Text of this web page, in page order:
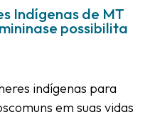
Indígenas de MT
possibilita
indígenas para
em suas vidas